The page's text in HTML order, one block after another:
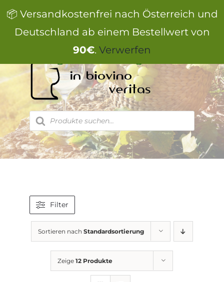
📦 Versandkostenfrei nach Österreich und
Deutschland ab einem Bestellwert von
90€. Verwerfen
Inhalt
springen
Products
search
Filter
Sortieren nach Standardsortierung
Zeige12 Produkte